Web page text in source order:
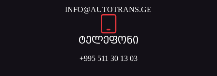
INFO@AUTOTRANS.GE
ტელეფონი
+995 511 30 13 03